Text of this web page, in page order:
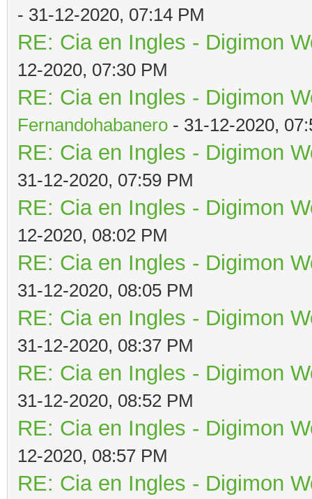
- 31-12-2020, 07:14 PM
RE: Cia en Ingles - Digimon
12-2020, 07:30 PM
RE: Cia en Ingles - Digimon
Fernandohabanero - 31-12-2020,
RE: Cia en Ingles - Digimon
31-12-2020, 07:59 PM
RE: Cia en Ingles - Digimon
12-2020, 08:02 PM
RE: Cia en Ingles - Digimon
31-12-2020, 08:05 PM
RE: Cia en Ingles - Digimon
31-12-2020, 08:37 PM
RE: Cia en Ingles - Digimon
31-12-2020, 08:52 PM
RE: Cia en Ingles - Digimon
12-2020, 08:57 PM
RE: Cia en Ingles - Digimon